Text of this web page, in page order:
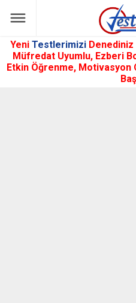
Yeni Testlerimizi
Müfredat Uyumlu, Ezberi
Etkin Öğrenme, Motivasyon